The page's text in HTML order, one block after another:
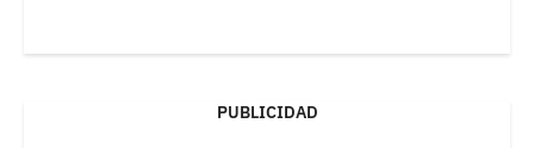
PUBLICIDAD